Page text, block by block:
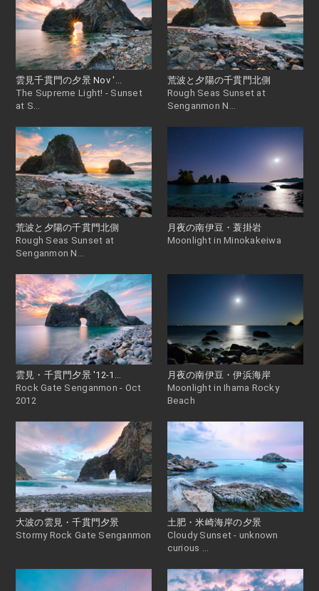
雲見千貫門の夕景 Nov '...
The Supreme Light! - Sunset
at S...
荒波と夕陽の千貫門北側
Rough Seas Sunset at
Senganmon N...
荒波と夕陽の千貫門北側
Rough Seas Sunset at
Senganmon N...
月夜の南伊豆・蓑掛岩
Moonlight in Minokakeiwa
雲見・千貫門夕景 '12-1...
Rock Gate Senganmon - Oct
2012
月夜の南伊豆・伊浜海岸
Moonlight in Ihama Rocky
Beach
大波の雲見・千貫門夕景
Stormy Rock Gate Senganmon
土肥・米崎海岸の夕景
Cloudy Sunset - unknown
curious ...